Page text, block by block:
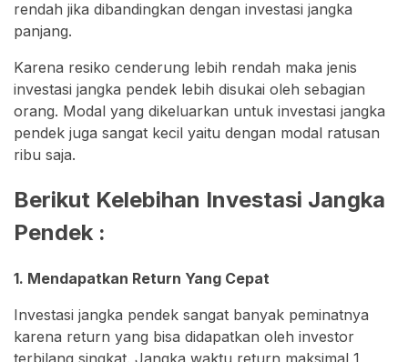
rendah jika dibandingkan dengan investasi jangka
panjang.
Karena resiko cenderung lebih rendah maka jenis
investasi jangka pendek lebih disukai oleh sebagian
orang. Modal yang dikeluarkan untuk investasi jangka
pendek juga sangat kecil yaitu dengan modal ratusan
ribu saja.
Berikut Kelebihan Investasi Jangka
Pendek :
1. Mendapatkan Return Yang Cepat
Investasi jangka pendek sangat banyak peminatnya
karena return yang bisa didapatkan oleh investor
terbilang singkat. Jangka waktu return maksimal 1